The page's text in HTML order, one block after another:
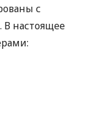
с
настоящее